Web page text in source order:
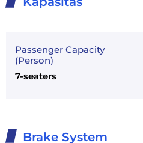
Passenger Capacity
(Person)
7-seaters
Brake System